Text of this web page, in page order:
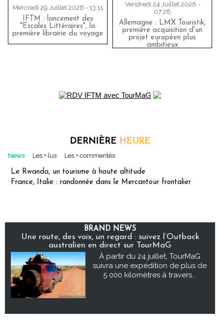
Mercredi 29 Juillet 2026 - 13:11
IFTM : lancement des
"Escales Littéraires", la
première librairie du voyage
Vendredi 24 Juillet 2026 -
07:28
Allemagne : LMX Touristik,
première acquisition d'un
projet européen plus
ambitieux
DERNIÈRE HEURE
News Les + lus Les + commentés
Le Rwanda, un tourisme à haute altitude
France, Italie : randonnée dans le Mercantour frontalier
BRAND NEWS
Une route, des voix, un regard : suivez l’Outback
australien en direct sur TourMaG
À partir du 24 juillet, TourMaG
suivra une expédition de plus de
5 000 kilomètres à travers...